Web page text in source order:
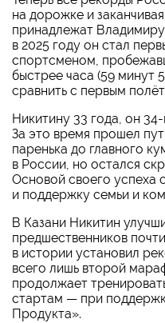
на дорожке и
принадлежат
в 2025 году он стал
спортсменом,
быстрее часа (59 минут
сравнить с первым
Никитину 33 года, он
За это время прошел
паренька до главного
в России, но остался
Основой своего успеха
и поддержку семьи и
В Казани Никитин
предшественников
в истории установил
всего лишь второй
продолжает
стартам — при
Продукта».